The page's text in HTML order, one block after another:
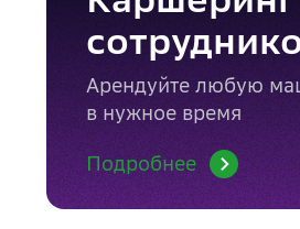
Арендуйте любую
в нужное время
Подробнее